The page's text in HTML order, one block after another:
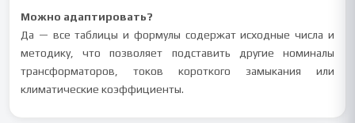
Можно адаптировать?
Да — все таблицы и формулы содержат исходные числа и
методику, что позволяет подставить другие номиналы
трансформаторов, токов короткого замыкания или
климатические коэффициенты.